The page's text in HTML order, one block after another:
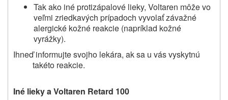
Tak ako iné protizápalové lieky, Voltaren môže vo
veľmi zriedkavých prípadoch vyvolať závažné
alergické kožné reakcie (napríklad kožné
vyrážky).
Ihneď informujte svojho lekára, ak sa u vás vyskytnú
takéto reakcie.
Iné lieky a Voltaren Retard 100